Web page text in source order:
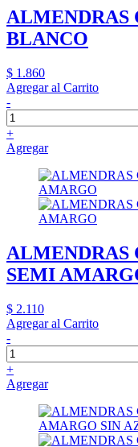
ALMENDRAS
BLANCO
$ 1.860
Agregar al Carrito
-
+
Agregar
ALMENDRAS
SEMI
$ 2.110
Agregar al Carrito
-
+
Agregar